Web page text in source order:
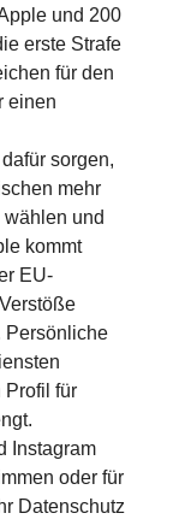
und 200
erste Strafe
für den
einen
sorgen,
mehr
und
kommt
EU-
Persönliche
Profil für
Instagram
oder für
Datenschutz